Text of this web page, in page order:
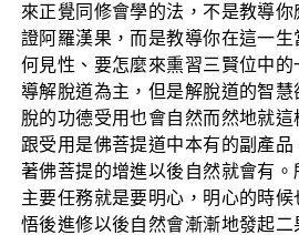
來正覺同修會學的法，不是教導
證阿羅漢果，而是教導你在這一
何見性、要怎麼來熏習三賢位中
導解脫道為主，但是解脫道的智
脫的功德受用也會自然而然地就
跟受用是佛菩提道中本有的副產
著佛菩提的增進以後自然就會有
主要任務就是要明心，明心的時候
悟後進修以後自然會漸漸地發起